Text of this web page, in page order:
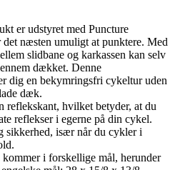
er udstyret med Puncture
næsten umuligt at punktere. Med
slidbane og karkassen kan selv
dækket. Denne
dig en bekymringsfri cykeltur uden
dæk.
reflekskant, hvilket betyder, at du
reflekser i egerne på din cykel.
sikkerhed, især når du cykler i
i forskellige mål, herunder